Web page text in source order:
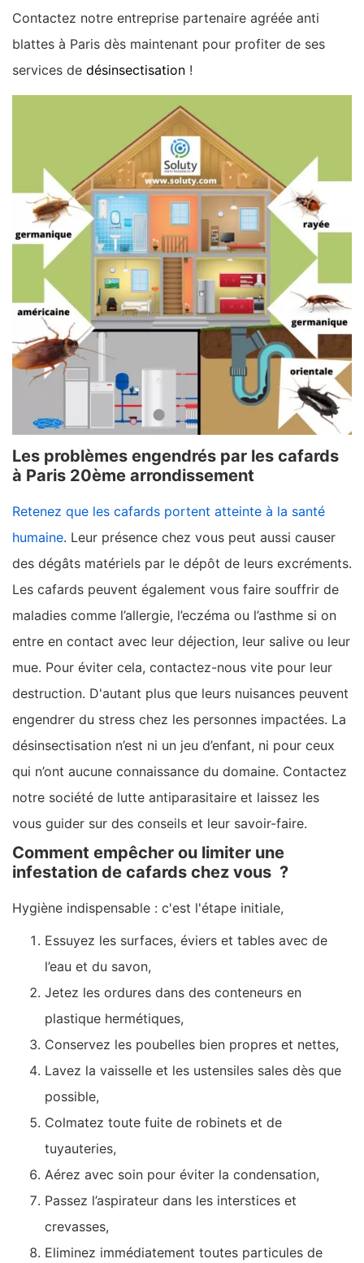
Contactez notre entreprise partenaire agréée anti
blattes à Paris dès maintenant pour profiter de ses
services de désinsectisation !
Les problèmes engendrés par les cafards
à Paris 20ème arrondissement
Retenez que les cafards portent atteinte à la santé
humaine. Leur présence chez vous peut aussi causer
des dégâts matériels par le dépôt de leurs excréments.
Les cafards peuvent également vous faire souffrir de
maladies comme l’allergie, l’eczéma ou l’asthme si on
entre en contact avec leur déjection, leur salive ou leur
mue. Pour éviter cela, contactez-nous vite pour leur
destruction. D'autant plus que leurs nuisances peuvent
engendrer du stress chez les personnes impactées. La
désinsectisation n’est ni un jeu d’enfant, ni pour ceux
qui n’ont aucune connaissance du domaine. Contactez
notre société de lutte antiparasitaire et laissez les
vous guider sur des conseils et leur savoir-faire.
Comment empêcher ou limiter une
infestation de cafards chez vous ?
Hygiène indispensable : c'est l'étape initiale,
Essuyez les surfaces, éviers et tables avec de
l’eau et du savon,
Jetez les ordures dans des conteneurs en
plastique hermétiques,
Conservez les poubelles bien propres et nettes,
Lavez la vaisselle et les ustensiles sales dès que
possible,
Colmatez toute fuite de robinets et de
tuyauteries,
Aérez avec soin pour éviter la condensation,
Passez l’aspirateur dans les interstices et
crevasses,
Eliminez immédiatement toutes particules de